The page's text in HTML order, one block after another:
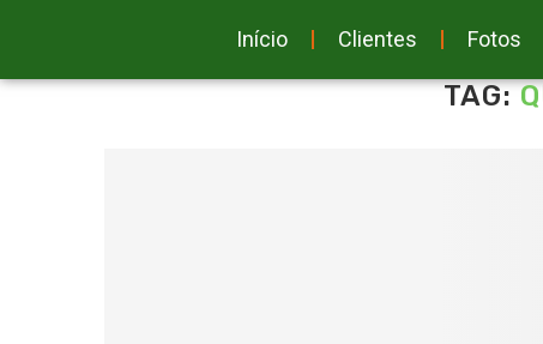
Início Clientes Fotos
TAG: